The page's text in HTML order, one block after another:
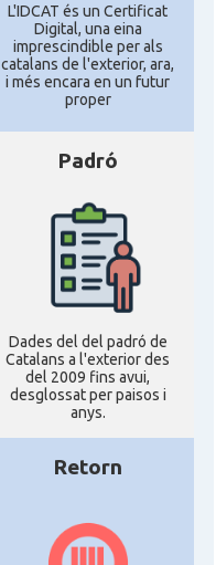
L'IDCAT és un Certificat
Digital, una eina
imprescindible per als
catalans de l'exterior, ara,
i més encara en un futur
proper
Padró
Dades del del padró de
Catalans a l'exterior des
del 2009 fins avui,
desglossat per paisos i
anys.
Retorn